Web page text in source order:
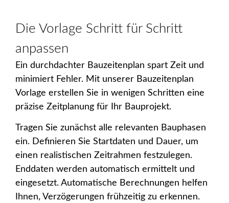
Die Vorlage Schritt für Schritt
anpassen
Ein durchdachter Bauzeitenplan spart Zeit und
minimiert Fehler. Mit unserer Bauzeitenplan
Vorlage erstellen Sie in wenigen Schritten eine
präzise Zeitplanung für Ihr Bauprojekt.
Tragen Sie zunächst alle relevanten Bauphasen
ein. Definieren Sie Startdaten und Dauer, um
einen realistischen Zeitrahmen festzulegen.
Enddaten werden automatisch ermittelt und
eingesetzt. Automatische Berechnungen helfen
Ihnen, Verzögerungen frühzeitig zu erkennen.